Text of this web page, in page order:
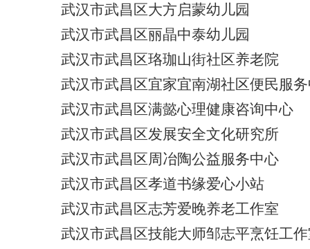
武汉市武昌区大方启蒙幼儿园
武汉市武昌区丽晶中泰幼儿园
武汉市武昌区珞珈山街社区养老院
武汉市武昌区宜家宜南湖社区便民服
武汉市武昌区满懿心理健康咨询中心
武汉市武昌区发展安全文化研究所
武汉市武昌区周冶陶公益服务中心
武汉市武昌区孝道书缘爱心小站
武汉市武昌区志芳爱晚养老工作室
武汉市武昌区技能大师邹志平烹饪工